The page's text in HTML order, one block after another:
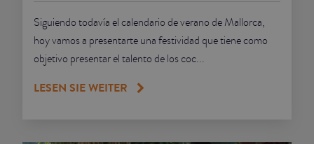
Siguiendo todavía el calendario de verano de Mallorca,
hoy vamos a presentarte una festividad que tiene como
objetivo presentar el talento de los coc...
LESEN SIE WEITER